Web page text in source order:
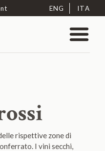
ENG ITA
rispettive zone di
I vini secchi,